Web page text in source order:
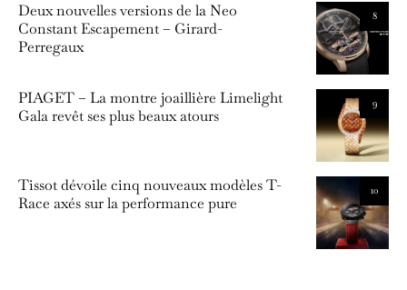
8
Deux nouvelles versions de la Neo
Constant Escapement – Girard-
Perregaux
9
PIAGET – La montre joaillière Limelight
Gala revêt ses plus beaux atours
10
Tissot dévoile cinq nouveaux modèles T-
Race axés sur la performance pure